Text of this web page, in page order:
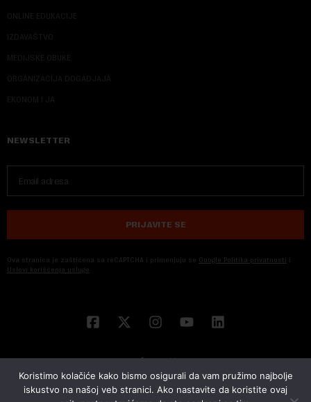
ONLINE EDUKACIJE
IZDAVAŠTVO
MEDIJSKE OBUKE
ORGANIZACIJA DOGADJAJA
EKONOM I JA
NEWSLETTER
PRIJAVITE SE
Ova stranica je zaštićena sa reCAPTCHA i primenjuju se Google Politika privatnosti i
Uslovi korišćenja usluge
Koristimo kolačiće kako bismo osigurali da vam pružimo najbolje
iskustvo na našoj veb stranici. Ako nastavite da koristite ovaj